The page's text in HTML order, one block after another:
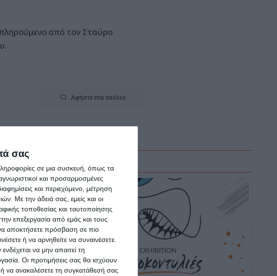
σας
σε μια συσκευή, όπως τα
και προσαρμοσμένες
και περιεχόμενο, μέτρηση
Με την άδειά σας, εμείς και οι
τοποθεσίας και ταυτοποίησης
επεξεργασία από εμάς και τους
αποκτήσετε πρόσβαση σε πιο
ή να αρνηθείτε να συναινέσετε.
να μην απαιτεί τη
Οι προτιμήσεις σας θα ισχύουν
να ανακαλέσετε τη συγκατάθεσή σας
από τον Σταύρο
Αφήστε ένα σχόλιο